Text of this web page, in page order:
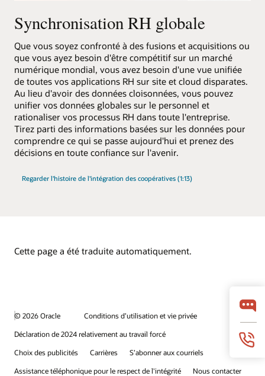
Video
Synchronisation RH globale
Que vous soyez confronté à des fusions et acquisitions ou
que vous ayez besoin d'être compétitif sur un marché
numérique mondial, vous avez besoin d'une vue unifiée
de toutes vos applications RH sur site et cloud disparates.
Au lieu d'avoir des données cloisonnées, vous pouvez
unifier vos données globales sur le personnel et
rationaliser vos processus RH dans toute l'entreprise.
Tirez parti des informations basées sur les données pour
comprendre ce qui se passe aujourd'hui et prenez des
décisions en toute confiance sur l'avenir.
Regarder l'histoire de l'intégration des coopératives (1:13)
Cette page a été traduite automatiquement.
© 2026 Oracle
Conditions d’utilisation et vie privée
Déclaration de 2024 relativement au travail forcé
Choix des publicités
Carrières
S’abonner aux courriels
Assistance téléphonique pour le respect de l'intégrité
Nous contacter